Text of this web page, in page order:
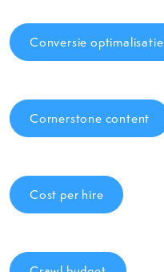
Conversie optimalisatie
Cornerstone content
Cost per hire